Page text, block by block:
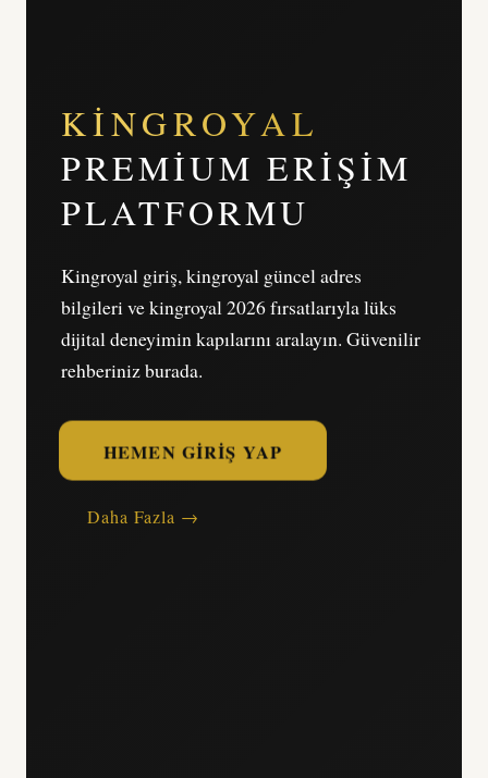
KINGROYAL
PREMIUM ERIŞIM
PLATFORMU
Kingroyal giriş, kingroyal güncel adres
bilgileri ve kingroyal 2026 fırsatlarıyla lüks
dijital deneyimin kapılarını aralayın. Güvenilir
rehberiniz burada.
HEMEN GIRIŞ YAP
Daha Fazla →